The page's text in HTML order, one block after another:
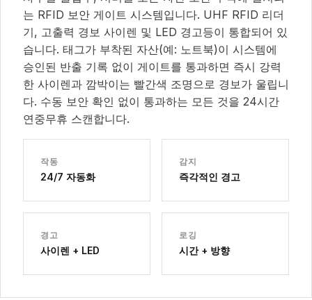
는 RFID 보안 게이트 시스템입니다. UHF RFID 리더
기, 고출력 경보 사이렌 및 LED 경고등이 통합되어 있
습니다. 태그가 부착된 자산(예: 노트북)이 시스템에
승인된 반출 기록 없이 게이트를 통과하면 즉시 강력
한 사이렌과 깜박이는 빨간색 조명으로 경보가 울립니
다. 수동 보안 확인 없이 통과하는 모든 것을 24시간
연중무휴 스캔합니다.
작동
24/7 자동화
감지
즉각적인 경고
경고
사이렌 + LED
로깅
시간 + 방향